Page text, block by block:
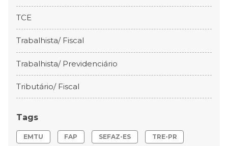
TCE
Trabalhista/ Fiscal
Trabalhista/ Previdenciário
Tributário/ Fiscal
Tags
EMTU FAP SEFAZ-ES TRE-PR